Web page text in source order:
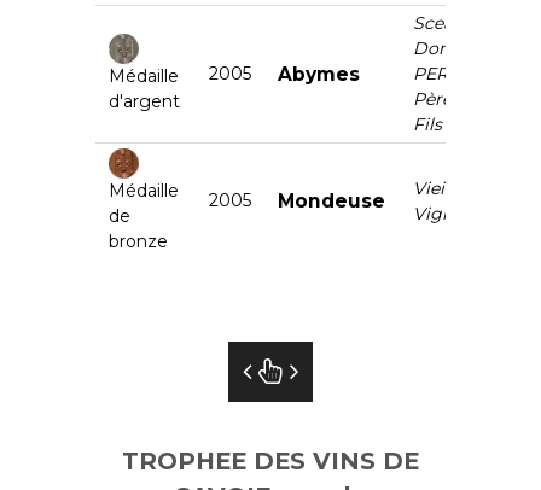
Médaille
d'argent
2005 Abymes
Scea
Domaine
PERRIER
Père et
Fils
Médaille
de
bronze
2005 Mondeuse
Vieilles
Vignes
TROPHEE DES VINS DE